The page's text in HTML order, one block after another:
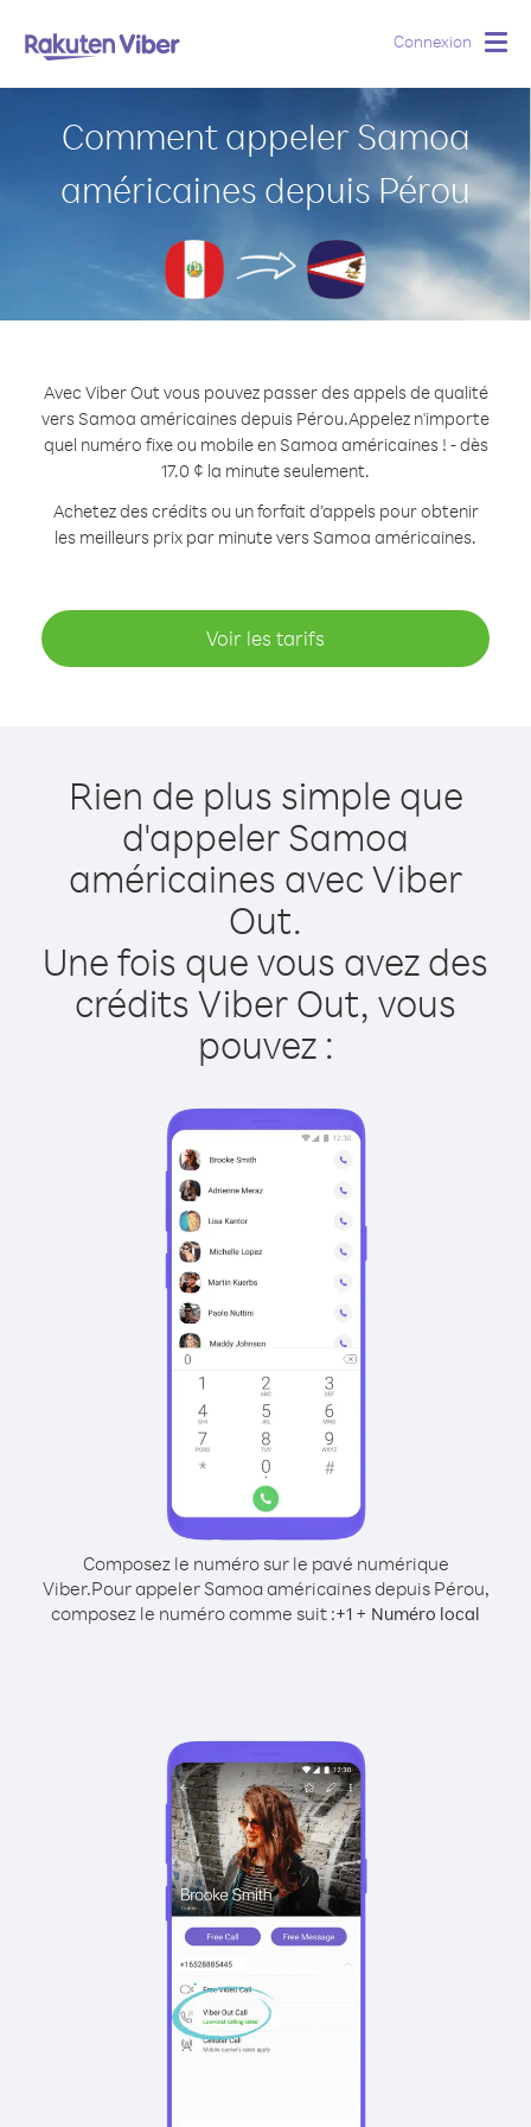
Connexion
Comment appeler Samoa
américaines depuis Pérou
Avec Viber Out vous pouvez passer des appels de qualité
vers Samoa américaines depuis Pérou.Appelez n'importe
quel numéro fixe ou mobile en Samoa américaines ! - dès
17.0 ¢ la minute seulement.
Achetez des crédits ou un forfait d’appels pour obtenir
les meilleurs prix par minute vers Samoa américaines.
Voir les tarifs
Rien de plus simple que
d'appeler Samoa
américaines avec Viber
Out.
Une fois que vous avez des
crédits Viber Out, vous
pouvez :
Composez le numéro sur le pavé numérique
Viber.Pour appeler Samoa américaines depuis Pérou,
composez le numéro comme suit :+1 + Numéro local